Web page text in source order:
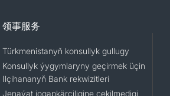
领事服务
Türkmenistanyň konsullyk gullugy
Konsullyk ýygymlaryny geçirmek üçin
Ilçihananyň Bank rekwizitleri
Jenaýat jogapkärçiligine çekilmedigi